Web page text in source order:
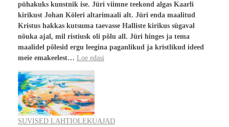
pühakuks kunstnik ise. Jüri viimne teekond algas Kaarli
kirikust Johan Köleri altarimaali alt. Jüri enda maalitud
Kristus hakkas kutsuma taevasse Halliste kirikus sügaval
nõuka ajal, mil ristiusk oli põlu all. Jüri hinges ja tema
maalidel põlesid ergu leegina paganlikud ja kristlikud ideed
meie emakeelest… Loe edasi
SUVISED LAHTIOLEKUAJAD